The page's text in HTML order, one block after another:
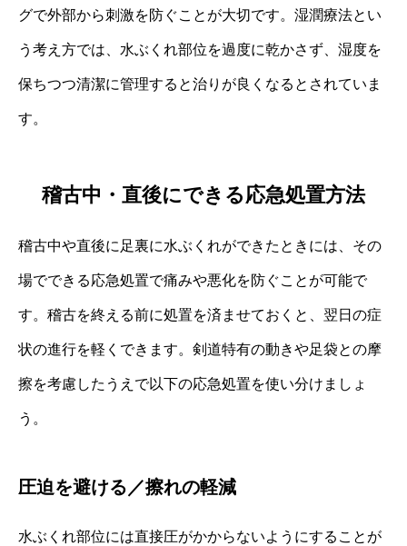
グで外部から刺激を防ぐことが大切です。湿潤療法とい
う考え方では、水ぶくれ部位を過度に乾かさず、湿度を
保ちつつ清潔に管理すると治りが良くなるとされていま
す。
稽古中・直後にできる応急処置方法
稽古中や直後に足裏に水ぶくれができたときには、その
場でできる応急処置で痛みや悪化を防ぐことが可能で
す。稽古を終える前に処置を済ませておくと、翌日の症
状の進行を軽くできます。剣道特有の動きや足袋との摩
擦を考慮したうえで以下の応急処置を使い分けましょ
う。
圧迫を避ける／擦れの軽減
水ぶくれ部位には直接圧がかからないようにすることが